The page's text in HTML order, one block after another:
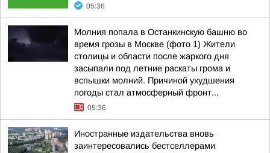
05:36
Молния попала в Останкинскую башню во
время грозы в Москве (фото 1) Жители
столицы и области после жаркого дня
засыпали под летние раскаты грома и
вспышки молний. Причиной ухудшения
погоды стал атмосферный фронт...
05:36
Иностранные издательства вновь
заинтересовались бестселлерами